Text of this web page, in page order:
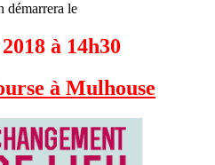
démarrera le
à 14h30
à Mulhouse